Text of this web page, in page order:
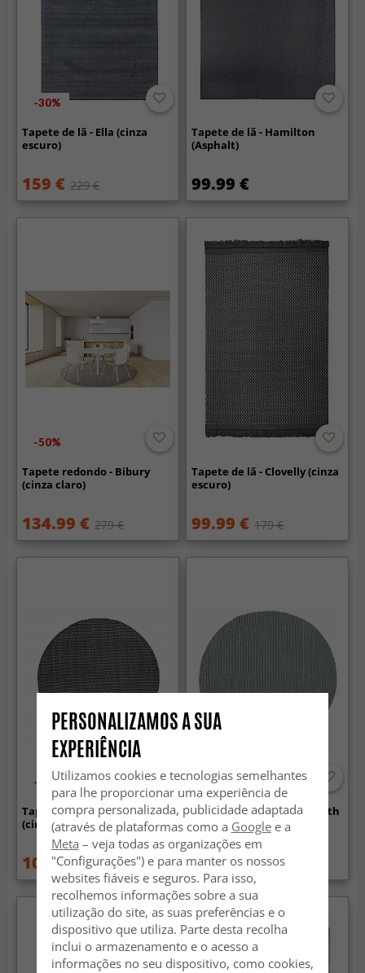
-30%
Tapete de lã - Ella (cinza
escuro)
159 € 229 €
Tapete de lã - Hamilton
(Asphalt)
99.99 €
-50%
Tapete redondo - Bibury
(cinza claro)
134.99 € 279 €
Tapete de lã - Clovelly (cinza
escuro)
99.99 € 179 €
-50%
Tapete redondo - Clovelly
(cinza escuro)
109.99 € 219 €
-70%
Tapete redondo - Lynmouth
(cinza claro)
62.99 € 209 €
PERSONALIZAMOS A SUA
EXPERIÊNCIA
Utilizamos cookies e tecnologias semelhantes
para lhe proporcionar uma experiência de
compra personalizada, publicidade adaptada
(através de plataformas como a Googlee a
Meta – veja todas as organizações em
"Configurações") e para manter os nossos
websites fiáveis e seguros. Para isso,
recolhemos informações sobre a sua
utilização do site, as suas preferências e o
dispositivo que utiliza. Parte desta recolha
inclui o armazenamento e o acesso a
informações no seu dispositivo, como cookies,